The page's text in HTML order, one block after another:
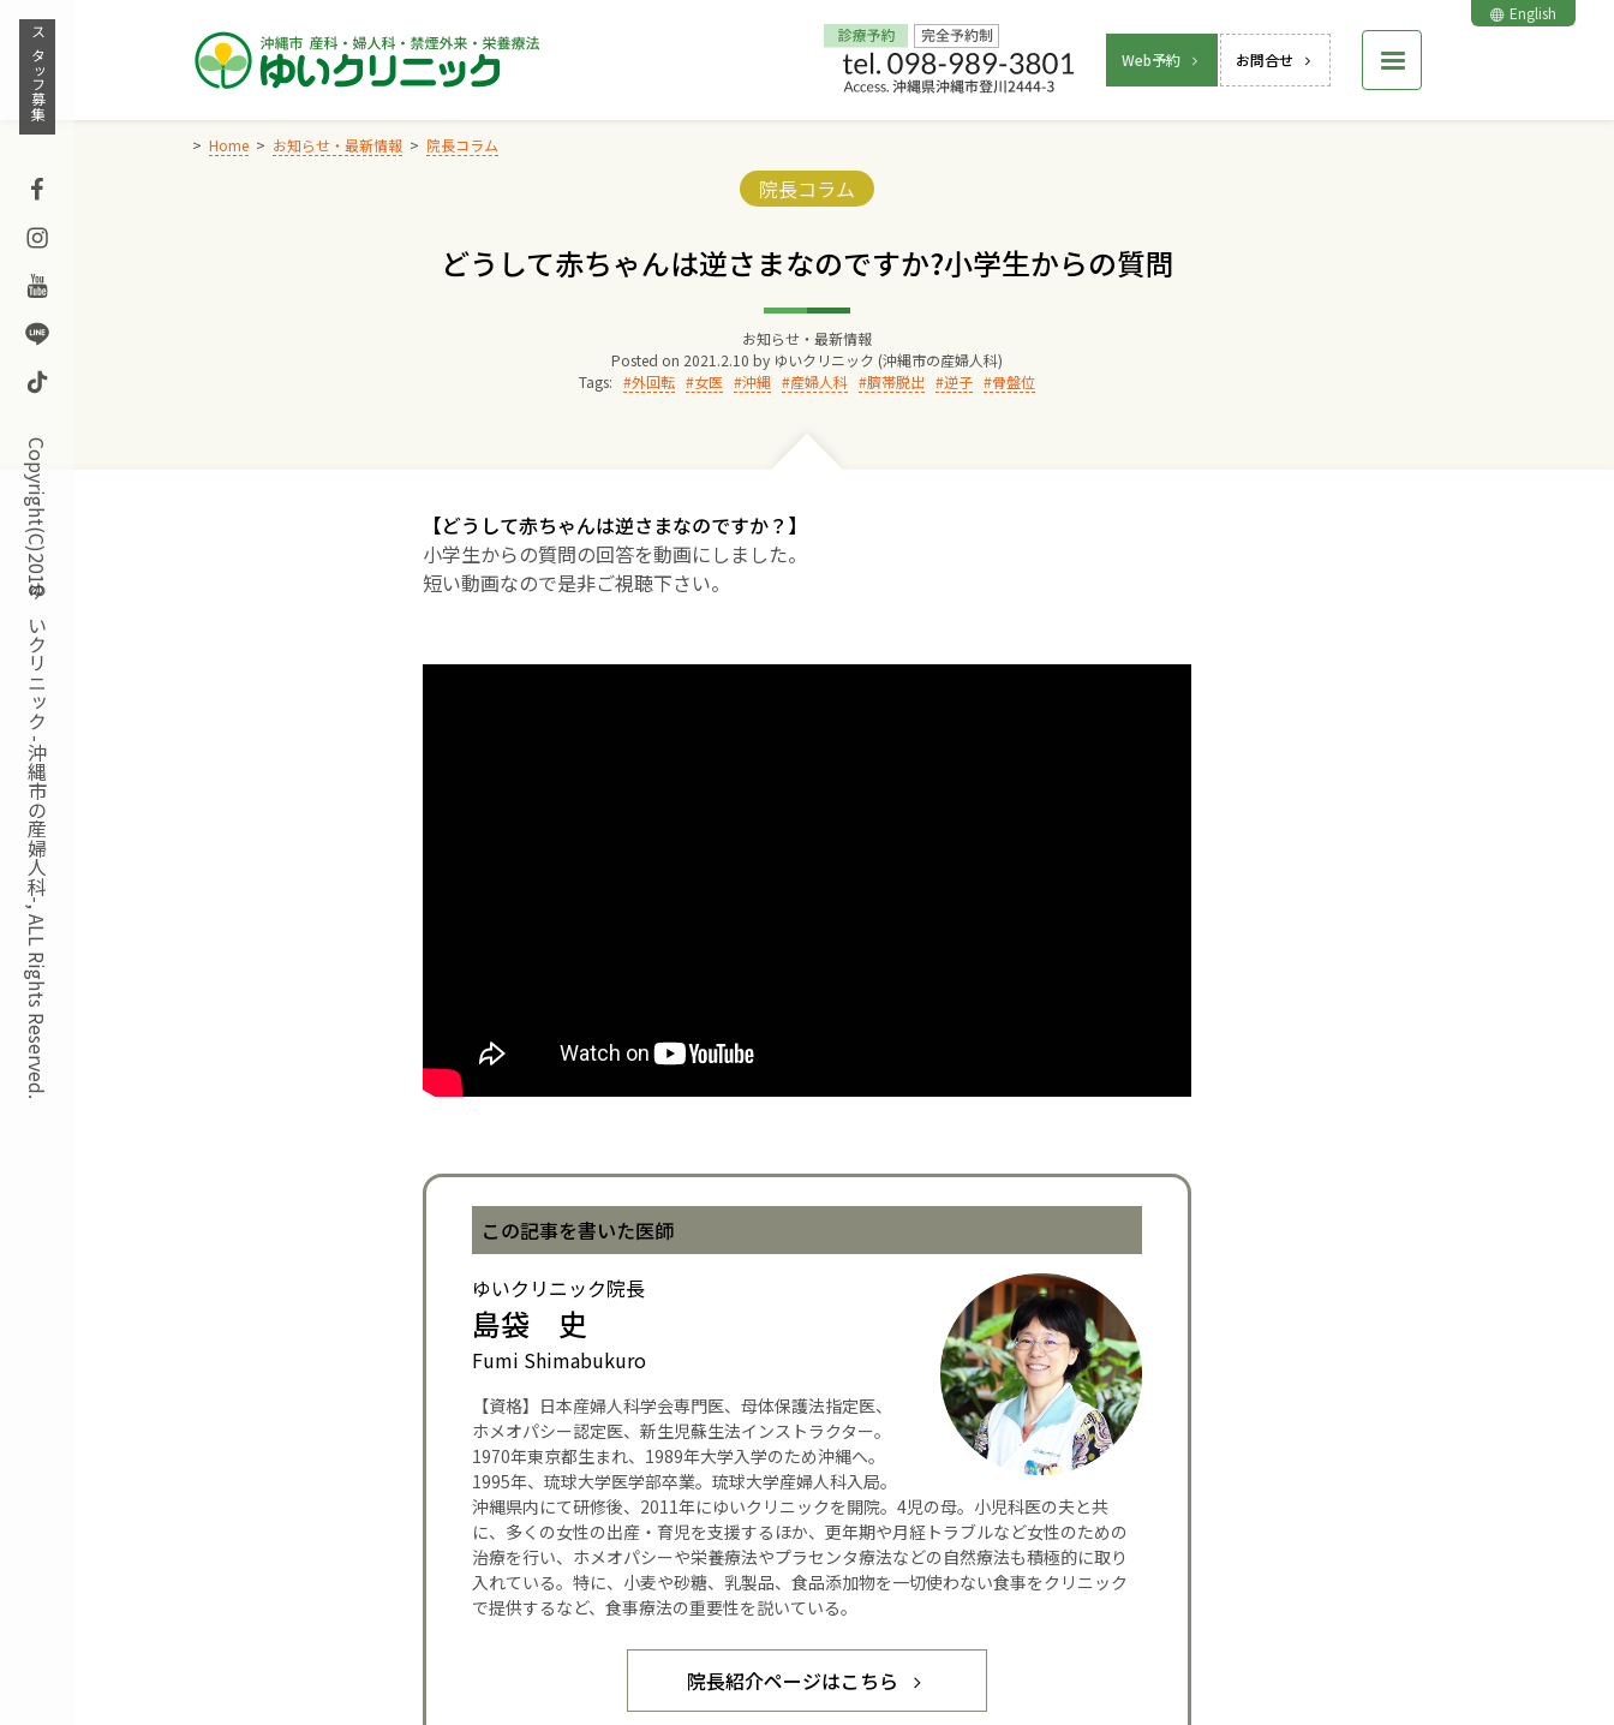
Skip
content
Web予約 お問合せ
English
スタッフ募集
Facebook
Instagram
Youtube
Line
TikTok
Copyright(C)2018ゆいクリニック -沖縄市の産婦人科-, ALL Rights Reserved.
Home お知らせ・最新情報 院長コラム
Categories:
院長コラム
どうして赤ちゃんは逆さまなのですか?小学生からの質問
お知らせ・最新情報
Posted on 2021.2.10 by ゆいクリニック (沖縄市の産婦人科)
Tags:
外回転 女医 沖縄 産婦人科 臍帯脱出 逆子 骨盤位
【どうして赤ちゃんは逆さまなのですか？】
小学生からの質問の回答を動画にしました。
短い動画なので是非ご視聴下さい。
この記事を書いた医師
ゆいクリニック院長
島袋 史
Fumi Shimabukuro
【資格】日本産婦人科学会専門医、母体保護法指定医、
ホメオパシー認定医、新生児蘇生法インストラクター。
1970年東京都生まれ、1989年大学入学のため沖縄へ。
1995年、琉球大学医学部卒業。琉球大学産婦人科入局。
沖縄県内にて研修後、2011年にゆいクリニックを開院。4児の母。小児科医の夫と共
に、多くの女性の出産・育児を支援するほか、更年期や月経トラブルなど女性のための
治療を行い、ホメオパシーや栄養療法やプラセンタ療法などの自然療法も積極的に取り
入れている。特に、小麦や砂糖、乳製品、食品添加物を一切使わない食事をクリニック
で提供するなど、食事療法の重要性を説いている。
院長紹介ページはこちら
Home
院長からのごあいさつ
ゆいクリニックの経営理念
診療料金
妊婦健診
医師プロフィール